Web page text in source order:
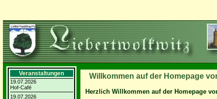
Veranstaltungen
19.07.2026
Hof-Café
19.07.2026
Willkommen auf der Homepage
Herzlich Willkommen auf der Homepage